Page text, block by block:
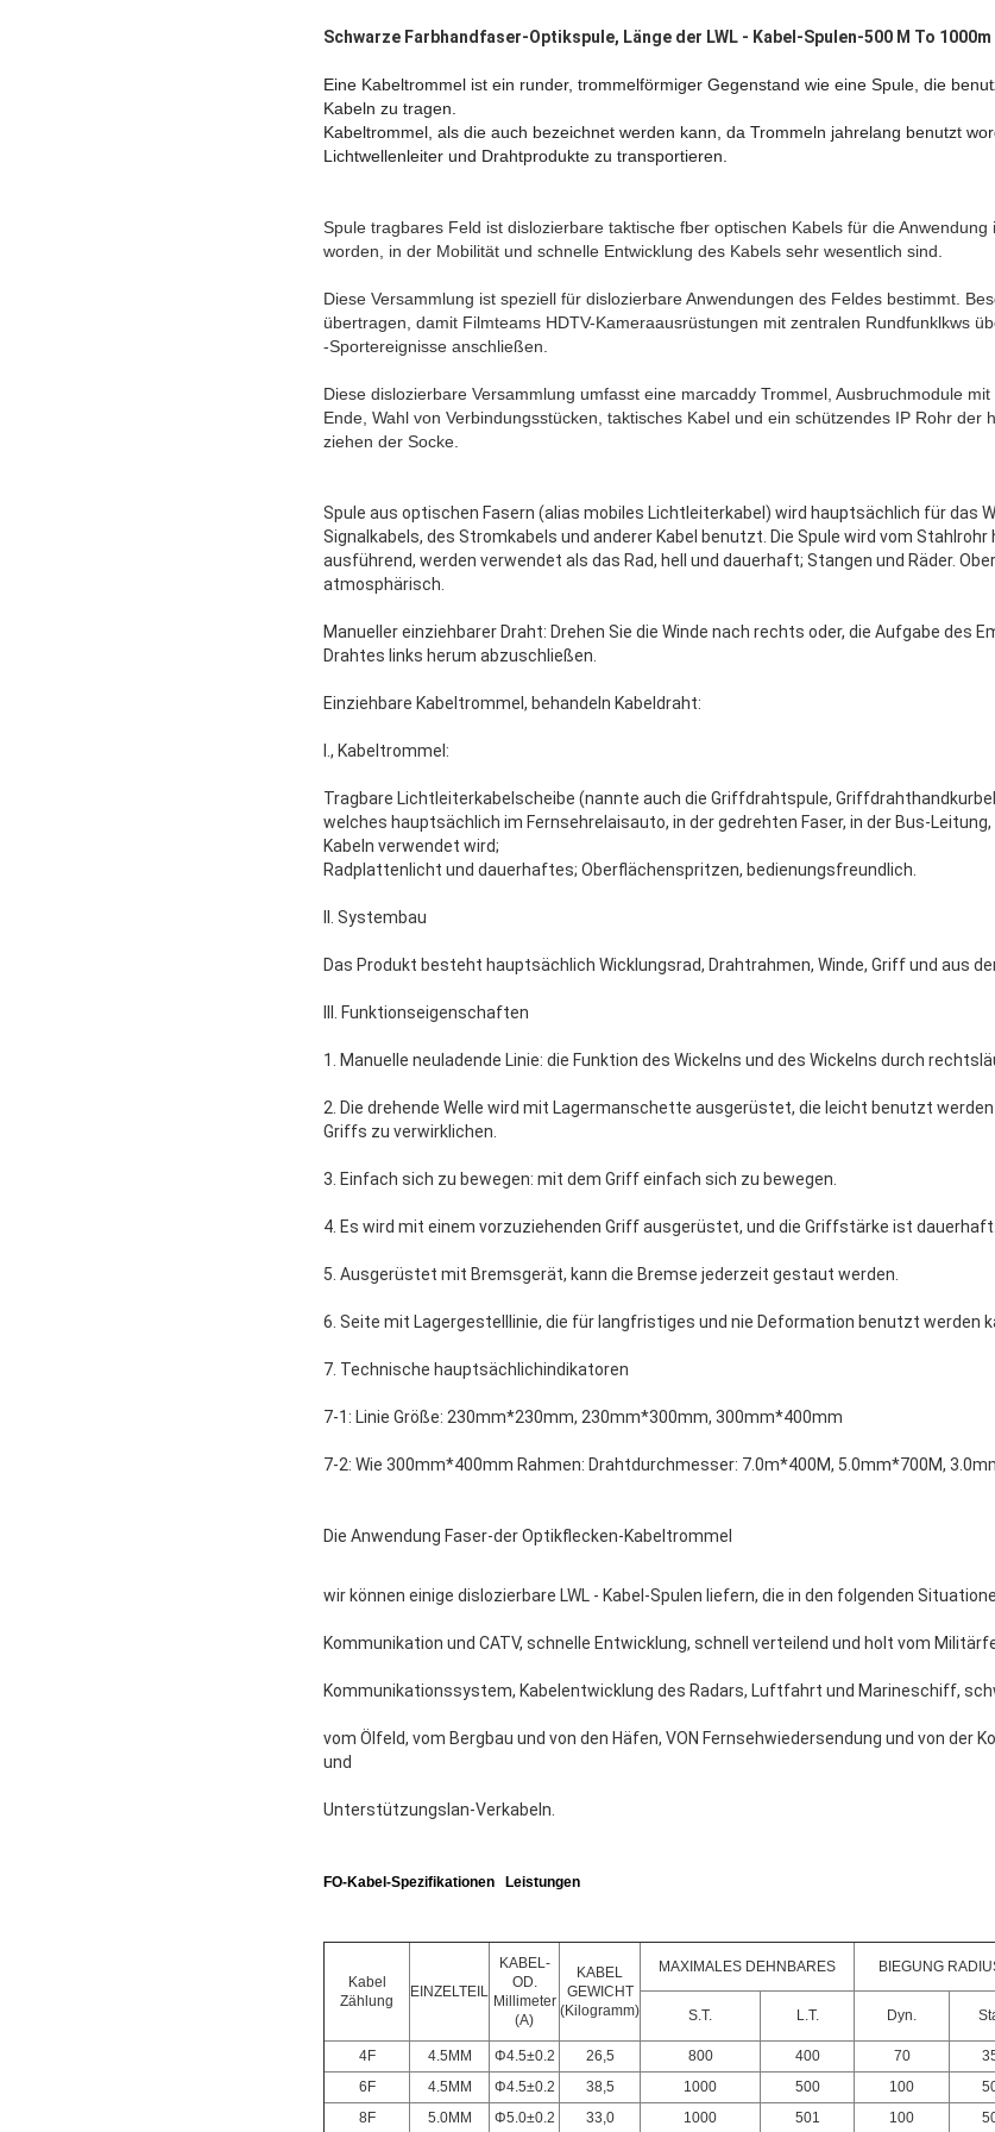
Schwarze Farbhandfaser-Optikspule, Länge der LWL - Kabel-Spulen-500 M To 1000m
Eine Kabeltrommel ist ein runder, trommelförmiger Gegenstand wie eine Spule, die
Kabeln zu tragen.
Kabeltrommel, als die auch bezeichnet werden kann, da Trommeln jahrelang benutzt
Lichtwellenleiter und Drahtprodukte zu transportieren.
Spule tragbares Feld ist dislozierbare taktische fber optischen Kabels für die
worden, in der Mobilität und schnelle Entwicklung des Kabels sehr wesentlich sind.
Diese Versammlung ist speziell für dislozierbare Anwendungen des Feldes bestimmt.
übertragen, damit Filmteams HDTV-Kameraausrüstungen mit zentralen Rundfunklkws
-Sportereignisse anschließen.
Diese dislozierbare Versammlung umfasst eine marcaddy Trommel, Ausbruchmodule
Ende, Wahl von Verbindungsstücken, taktisches Kabel und ein schützendes IP Rohr der
ziehen der Socke.
Spule aus optischen Fasern (alias mobiles Lichtleiterkabel) wird hauptsächlich für das
Signalkabels, des Stromkabels und anderer Kabel benutzt. Die Spule wird vom
ausführend, werden verwendet als das Rad, hell und dauerhaft; Stangen und Räder.
atmosphärisch.
Manueller einziehbarer Draht: Drehen Sie die Winde nach rechts oder, die Aufgabe des
Drahtes links herum abzuschließen.
Einziehbare Kabeltrommel, behandeln Kabeldraht:
I., Kabeltrommel:
Tragbare Lichtleiterkabelscheibe (nannte auch die Griffdrahtspule,
welches hauptsächlich im Fernsehrelaisauto, in der gedrehten Faser, in der Bus-
Kabeln verwendet wird;
Radplattenlicht und dauerhaftes; Oberflächenspritzen, bedienungsfreundlich.
II. Systembau
Das Produkt besteht hauptsächlich Wicklungsrad, Drahtrahmen, Winde, Griff und aus
III. Funktionseigenschaften
1. Manuelle neuladende Linie: die Funktion des Wickelns und des Wickelns durch
2. Die drehende Welle wird mit Lagermanschette ausgerüstet, die leicht benutzt
Griffs zu verwirklichen.
3. Einfach sich zu bewegen: mit dem Griff einfach sich zu bewegen.
4. Es wird mit einem vorzuziehenden Griff ausgerüstet, und die Griffstärke ist dauerhaft.
5. Ausgerüstet mit Bremsgerät, kann die Bremse jederzeit gestaut werden.
6. Seite mit Lagergestelllinie, die für langfristiges und nie Deformation benutzt werden
7. Technische hauptsächlichindikatoren
7-1: Linie Größe: 230mm*230mm, 230mm*300mm, 300mm*400mm
7-2: Wie 300mm*400mm Rahmen: Drahtdurchmesser: 7.0m*400M, 5.0mm*700M,
Die Anwendung Faser-der Optikflecken-Kabeltrommel
wir können einige dislozierbare LWL - Kabel-Spulen liefern, die in den folgenden
Kommunikation und CATV, schnelle Entwicklung, schnell verteilend und holt vom
Kommunikationssystem, Kabelentwicklung des Radars, Luftfahrt und Marineschiff,
vom Ölfeld, vom Bergbau und von den Häfen, VON Fernsehwiedersendung und von der
und
Unterstützungslan-Verkabeln.
FO-Kabel-Spezifikationen Leistungen
Kabel
Zählung
EINZELTEIL
KABEL-
OD.
Millimeter
(A)
KABEL
GEWICHT
(Kilogramm)
MAXIMALES DEHNBARES
BIEGUNG
S.T.
L.T. Dyn.
4F 4.5MM Φ4.5±0.2 26,5 800 400 70
6F
4.5MM Φ4.5±0.2 38,5 1000 500 100
8F
5.0MM Φ5.0±0.2 33,0 1000 501 100